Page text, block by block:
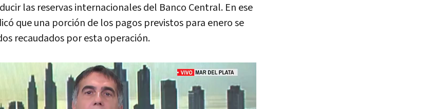
las reservas internacionales del Banco Central. En ese
que una porción de los pagos previstos para enero se
recaudados por esta operación.